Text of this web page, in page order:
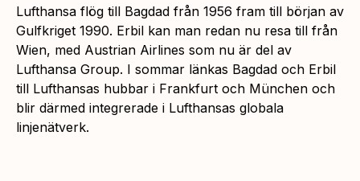
Lufthansa flög till Bagdad från 1956 fram till början av
Gulfkriget 1990. Erbil kan man redan nu resa till från
Wien, med Austrian Airlines som nu är del av
Lufthansa Group. I sommar länkas Bagdad och Erbil
till Lufthansas hubbar i Frankfurt och München och
blir därmed integrerade i Lufthansas globala
linjenätverk.